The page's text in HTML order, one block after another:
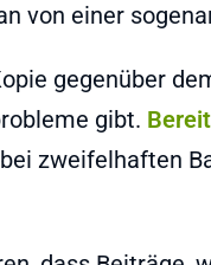
von einer
gegenüber
gibt.
zweifelhaften